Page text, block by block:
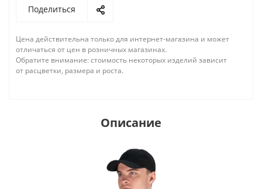
Поделиться
Цена действительна только для интернет-магазина и может
отличаться от цен в розничных магазинах.
Обратите внимание: стоимость некоторых изделий зависит
от расцветки, размера и роста.
Описание